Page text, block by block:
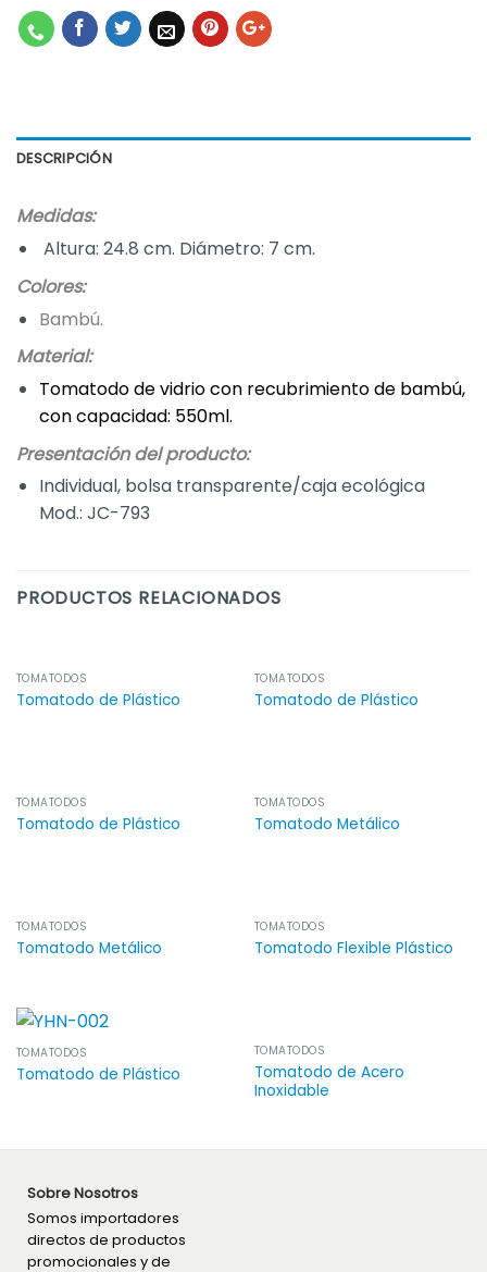
DESCRIPCIÓN
Medidas:
Altura: 24.8 cm. Diámetro: 7 cm.
Colores:
Bambú.
Material:
Tomatodo de vidrio con recubrimiento de bambú,
con capacidad: 550ml.
Presentación del producto:
Individual, bolsa transparente/caja ecológica
Mod.: JC-793
PRODUCTOS RELACIONADOS
TOMATODOS
Tomatodo de Plástico
TOMATODOS
Tomatodo de Plástico
TOMATODOS
Tomatodo de Plástico
TOMATODOS
Tomatodo Metálico
TOMATODOS
Tomatodo Metálico
TOMATODOS
Tomatodo Flexible Plástico
TOMATODOS
Tomatodo de Plástico
TOMATODOS
Tomatodo de Acero
Inoxidable
Sobre Nosotros
Somos importadores
directos de productos
promocionales y de